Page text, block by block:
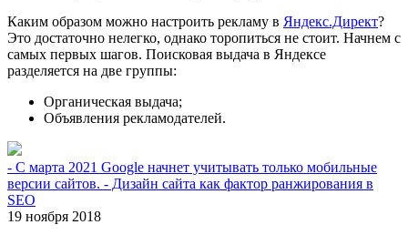
Каким образом можно настроить рекламу в Яндекс.Директ?
Это достаточно нелегко, однако торопиться не стоит. Начнем с
самых первых шагов. Поисковая выдача в Яндексе
разделяется на две группы:
Органическая выдача;
Объявления рекламодателей.
- С марта 2021 Google начнет учитывать только мобильные
версии сайтов. - Дизайн сайта как фактор ранжирования в
SEO
19 ноября 2018